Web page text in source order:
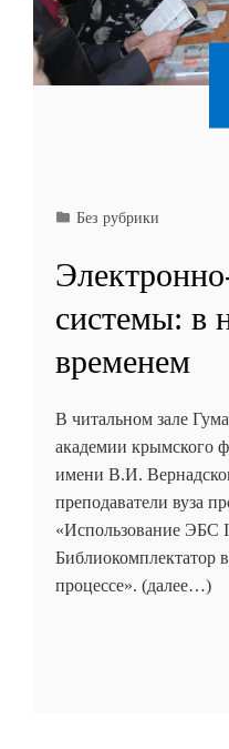
Без рубрики
системы: в
временем
В читальном зале
академии крымского
имени В.И.
преподаватели вуза
«Использование ЭБС
Библиокомплектатор
процессе». (далее…)